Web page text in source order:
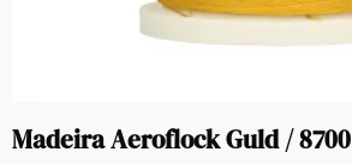
Madeira Aeroflock Guld / 8700